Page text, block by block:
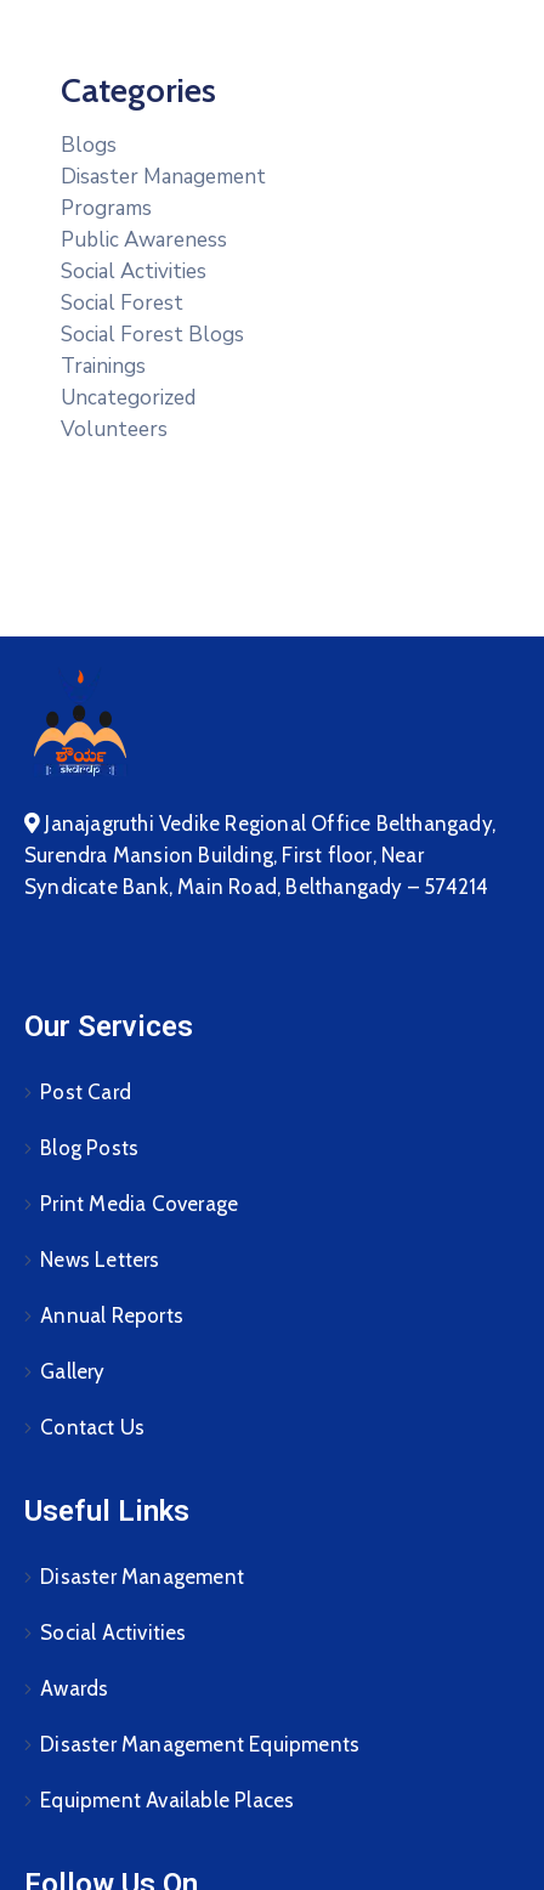
Categories
Blogs
Disaster Management
Programs
Public Awareness
Social Activities
Social Forest
Social Forest Blogs
Trainings
Uncategorized
Volunteers
Janajagruthi Vedike Regional Office Belthangady,
Surendra Mansion Building, First floor, Near
Syndicate Bank, Main Road, Belthangady – 574214
Our Services
Post Card
Blog Posts
Print Media Coverage
News Letters
Annual Reports
Gallery
Contact Us
Useful Links
Disaster Management
Social Activities
Awards
Disaster Management Equipments
Equipment Available Places